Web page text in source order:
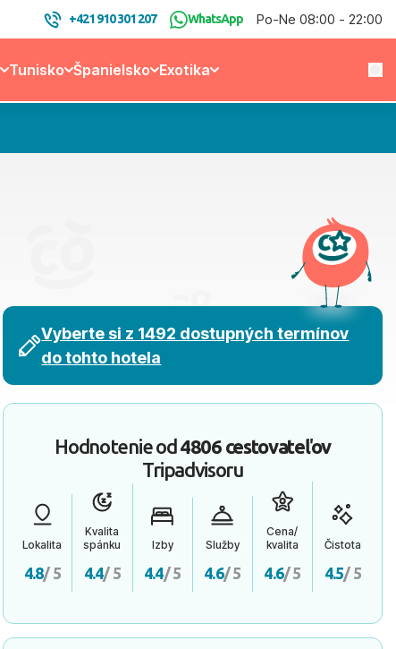
+421 910 301 207 WhatsApp Po-Ne 08:00 - 22:00
Tunisko Španielsko Exotika
Vyberte si z 1492 dostupných termínov
do tohto hotela
Hodnotenie od4806 cestovateľov
Tripadvisoru
Lokalita
4.8/ 5
Kvalita
spánku
4.4/ 5
Izby
4.4/ 5
Služby
4.6/ 5
Cena/
kvalita
4.6/ 5
Čistota
4.5/ 5